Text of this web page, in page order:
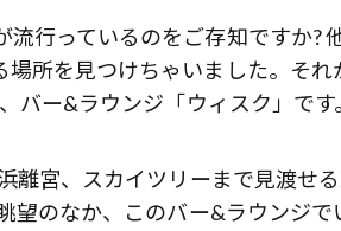
行っているのをご存知ですか?
所を見つけちゃいました。それ
ー&ラウンジ「ウィスク」です
離宮、スカイツリーまで見渡せ
望のなか、このバー&ラウンジで
歌舞伎俳優・尾上右近が
前列ホテル「UMITO 熱